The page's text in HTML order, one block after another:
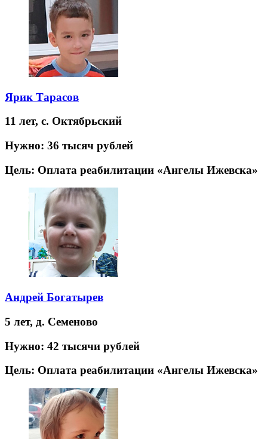
Ярик Тарасов
11 лет, с. Октябрьский
Нужно: 36 тысяч рублей
Цель: Оплата реабилитации «Ангелы Ижевска»
Андрей Богатырев
5 лет, д. Семеново
Нужно: 42 тысячи рублей
Цель: Оплата реабилитации «Ангелы Ижевска»